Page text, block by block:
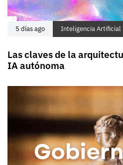
5 días ago Inteligencia Artificial
Las claves de la
IA autónoma